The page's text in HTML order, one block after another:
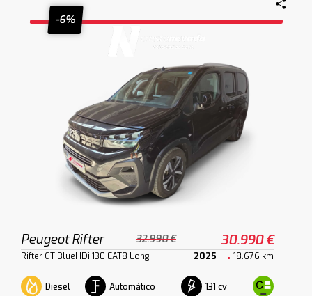
-6%
Peugeot Rifter 32.990 € 30.990 €
Rifter GT BlueHDi 130 EAT8 Long 2025 18.676 km
Diesel Automático 131 cv